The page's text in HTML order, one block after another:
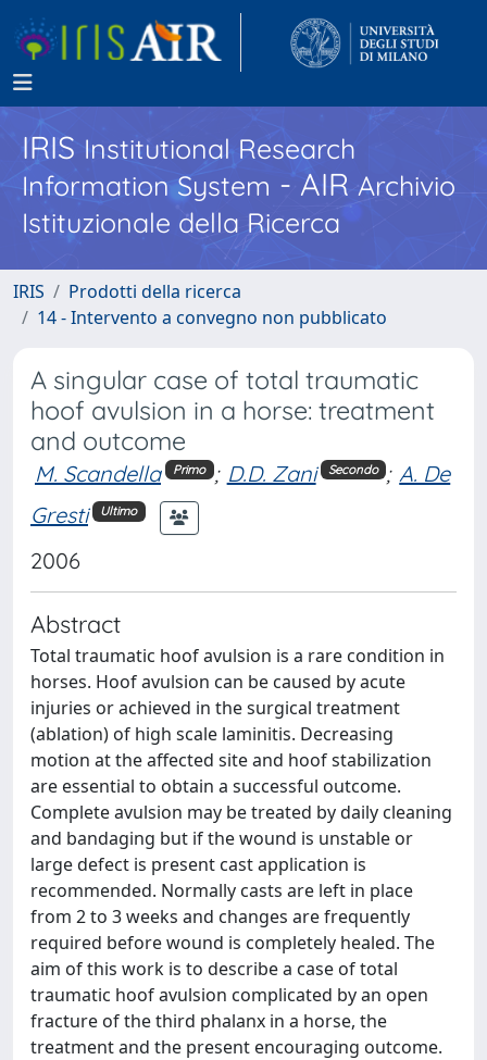
IRISInstitutional Research
Information System - AIR Archivio
Istituzionale della Ricerca
IRIS
Prodotti della ricerca
14 - Intervento a convegno non pubblicato
A singular case of total traumatic
hoof avulsion in a horse: treatment
and outcome
M. Scandella Primo ; D.D. Zani Secondo ; A. De
Gresti
Ultimo
2006
Abstract
Total traumatic hoof avulsion is a rare condition in
horses. Hoof avulsion can be caused by acute
injuries or achieved in the surgical treatment
(ablation) of high scale laminitis. Decreasing
motion at the affected site and hoof stabilization
are essential to obtain a successful outcome.
Complete avulsion may be treated by daily cleaning
and bandaging but if the wound is unstable or
large defect is present cast application is
recommended. Normally casts are left in place
from 2 to 3 weeks and changes are frequently
required before wound is completely healed. The
aim of this work is to describe a case of total
traumatic hoof avulsion complicated by an open
fracture of the third phalanx in a horse, the
treatment and the present encouraging outcome.